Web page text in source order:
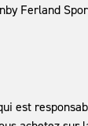
Ferland
est